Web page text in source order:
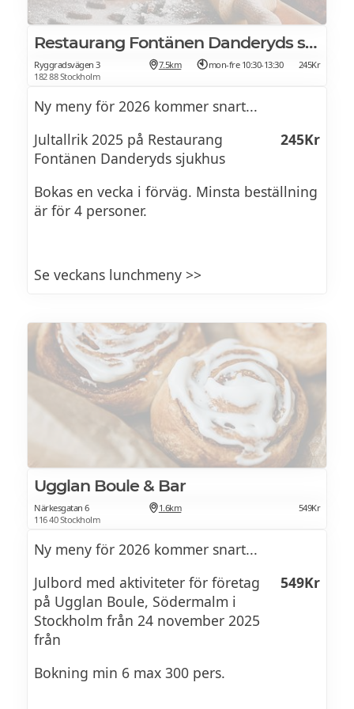
rödlök, gräslök & citronklyftor.
KALLSKURET
Julskinka, rostbiff, pastrami, rökta älgstek,
lammfiol, lantpaté, leverpastej, kalvsylta,
tryffelsalami, renkorv, hjortkorv & älgkorv.
Köttbullar, prinskorv, revbensspjäll,
bacon, julkorv, stuvad rödkål, grönkål,
svampomelett & kokt potatis.
VEGETARISKT
Vegetariska - prinskorvar & köttbullar.
Honungsglaserade rotfrukter &
halloumi.
BRÖD
Vörtbröd, julsiktskex och surdegsbröd.
OST& KEX
Julost, kryddost, cheddar,
Restaurang Fontänen Danderyds sjukhus
Ryggradsvägen 3
182 88 Stockholm
7.5km mon-fre 10:30-13:30 245Kr
Ny meny för 2026 kommer snart...
Jultallrik 2025 på Restaurang
Fontänen Danderyds sjukhus
245Kr
Bokas en vecka i förväg. Minsta beställning
är för 4 personer.
Se veckans lunchmeny >>
Ugglan Boule & Bar
Närkesgatan 6
116 40 Stockholm
1.6km 549Kr
Ny meny för 2026 kommer snart...
Julbord med aktiviteter för företag
på Ugglan Boule, Södermalm i
Stockholm från 24 november 2025
från
549Kr
Bokning min 6 max 300 pers.